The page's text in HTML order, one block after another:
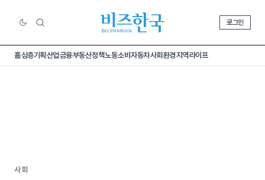
로그인
홈심층기획산업금융부동산정책노동소비 자동차사회환경지역라이프
사회